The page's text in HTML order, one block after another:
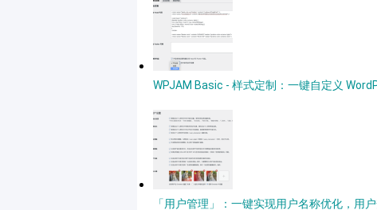
WPJAM Basic - 样式定制：一键自定义
「用户管理」：一键实现用户名称优化，用